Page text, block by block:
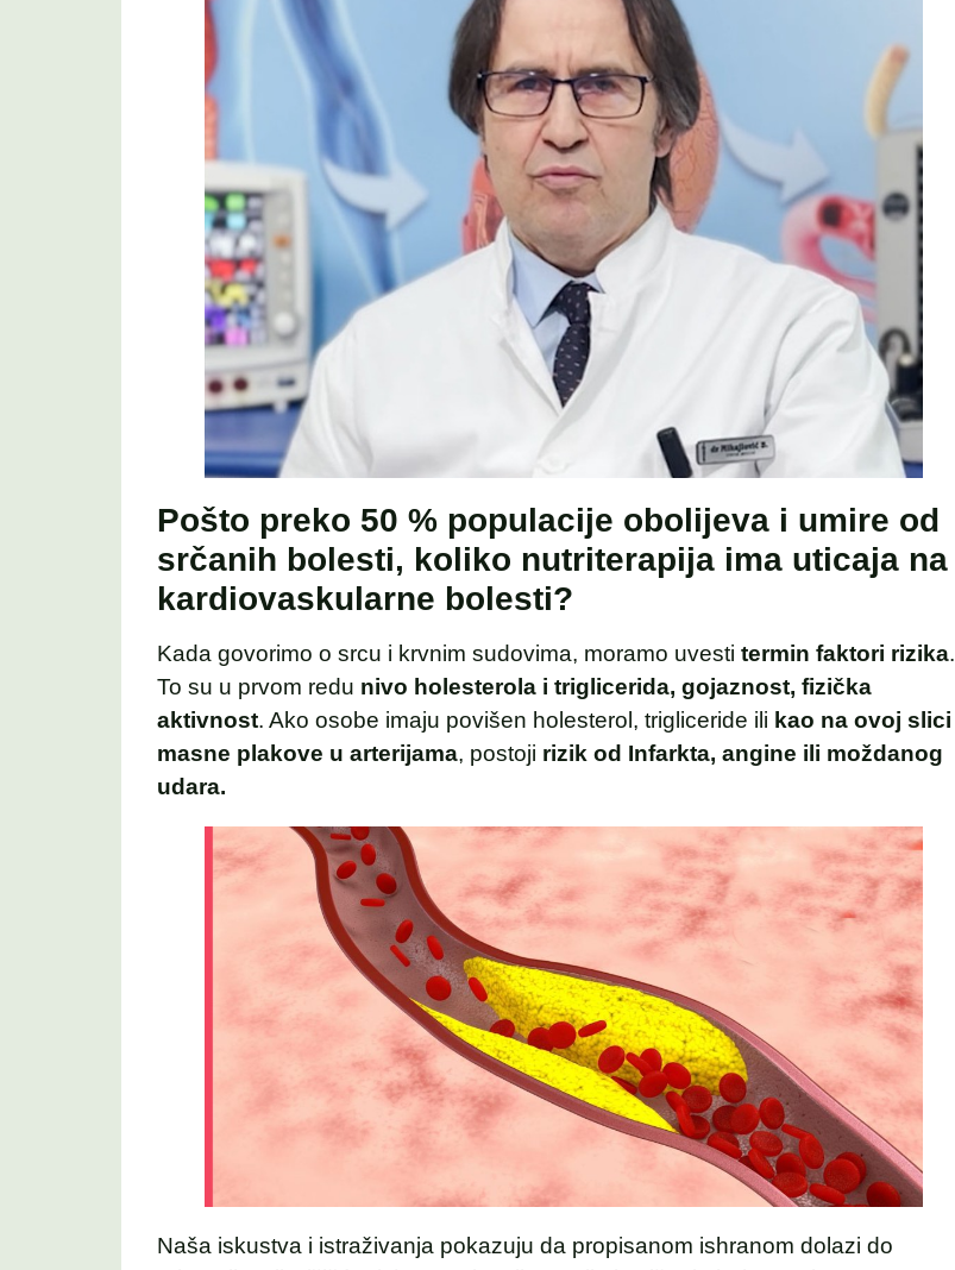
Pošto preko 50 % populacije obolijeva i umire od
srčanih bolesti, koliko nutriterapija ima uticaja na
kardiovaskularne bolesti?
Kada govorimo o srcu i krvnim sudovima, moramo uvesti termin faktori rizika.
To su u prvom redu nivo holesterola i triglicerida, gojaznost, fizička
aktivnost. Ako osobe imaju povišen holesterol, trigliceride ili kao na ovoj slici
masne plakove u arterijama, postoji rizik od Infarkta, angine ili moždanog
udara.
Naša iskustva i istraživanja pokazuju da propisanom ishranom dolazi do